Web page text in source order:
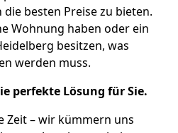
besten Preise zu bieten.
Wohnung haben oder ein
besitzen, was
werden muss.
perfekte Lösung für Sie.
Zeit – wir kümmern uns